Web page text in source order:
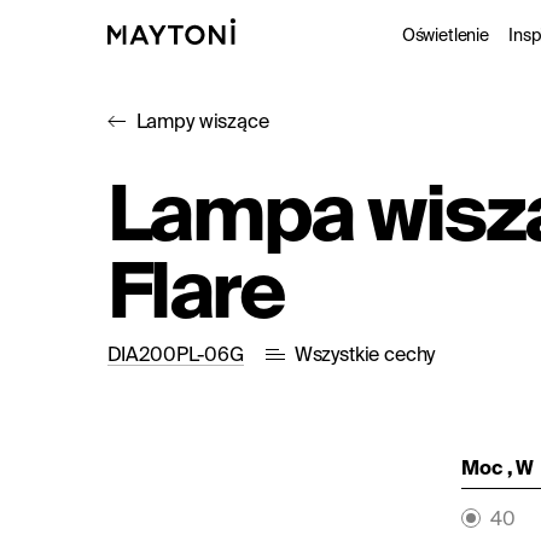
Oświetlenie
Lampy wiszące
Lampa
Flare
DIA200PL-06G Wszystkie cechy
Moc , W
40